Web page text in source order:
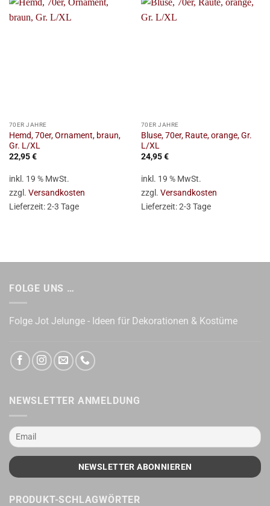
70ER JAHRE
Hemd, 70er, Ornament, braun,
Gr. L/XL
22,95€
inkl. 19 % MwSt.
zzgl. Versandkosten
Lieferzeit:2-3 Tage
70ER JAHRE
Bluse, 70er, Raute, orange, Gr.
L/XL
24,95€
inkl. 19 % MwSt.
zzgl. Versandkosten
Lieferzeit:2-3 Tage
FOLGE UNS …
Folge Jot Jelunge - Ideen für Dekorationen & Kostüme
NEWSLETTER ANMELDUNG
PRODUKT-SCHLAGWÖRTER